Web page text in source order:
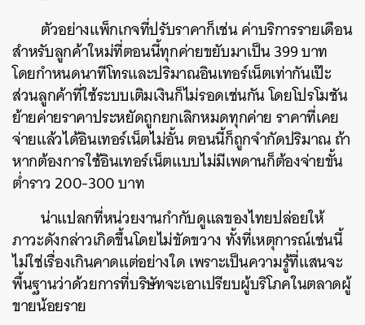
ตัวอย่างแพ็กเกจที่ปรับราคาก็เช่น ค่าบริการรายเดือน
สำหรับลูกค้าใหม่ที่ตอนนี้ทุกค่ายขยับมาเป็น 399 บาท
โดยกำหนดนาทีโทรและปริมาณอินเทอร์เน็ตเท่ากันเป๊ะ
ส่วนลูกค้าที่ใช้ระบบเติมเงินก็ไม่รอดเช่นกัน โดยโปรโมชัน
ย้ายค่ายราคาประหยัดถูกยกเลิกหมดทุกค่าย ราคาที่เคย
จ่ายแล้วได้อินเทอร์เน็ตไม่อั้น ตอนนี้ก็ถูกจำกัดปริมาณ ถ้า
หากต้องการใช้อินเทอร์เน็ตแบบไม่มีเพดานก็ต้องจ่ายขั้น
ต่ำราว 200-300 บาท
น่าแปลกที่หน่วยงานกำกับดูแลของไทยปล่อยให้
ภาวะดังกล่าวเกิดขึ้นโดยไม่ขัดขวาง ทั้งที่เหตุการณ์เช่นนี้
ไม่ใช่เรื่องเกินคาดแต่อย่างใด เพราะเป็นความรู้ที่แสนจะ
พื้นฐานว่าด้วยการที่บริษัทจะเอาเปรียบผู้บริโภคในตลาดผู้
ขายน้อยราย